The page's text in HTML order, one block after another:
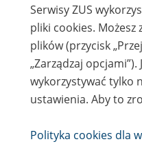
Serwisy ZUS
pliki cookies. Możesz
plików (przycisk
„Zarządzaj
wykorzystywać tylko
ustawienia. Aby to
Polityka cookies dla